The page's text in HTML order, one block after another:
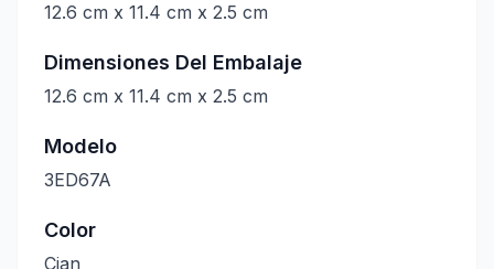
12.6 cm x 11.4 cm x 2.5 cm
Dimensiones Del Embalaje
12.6 cm x 11.4 cm x 2.5 cm
Modelo
3ED67A
Color
Cian